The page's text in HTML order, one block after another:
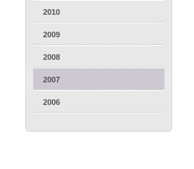
2010
2009
2008
2007
2006